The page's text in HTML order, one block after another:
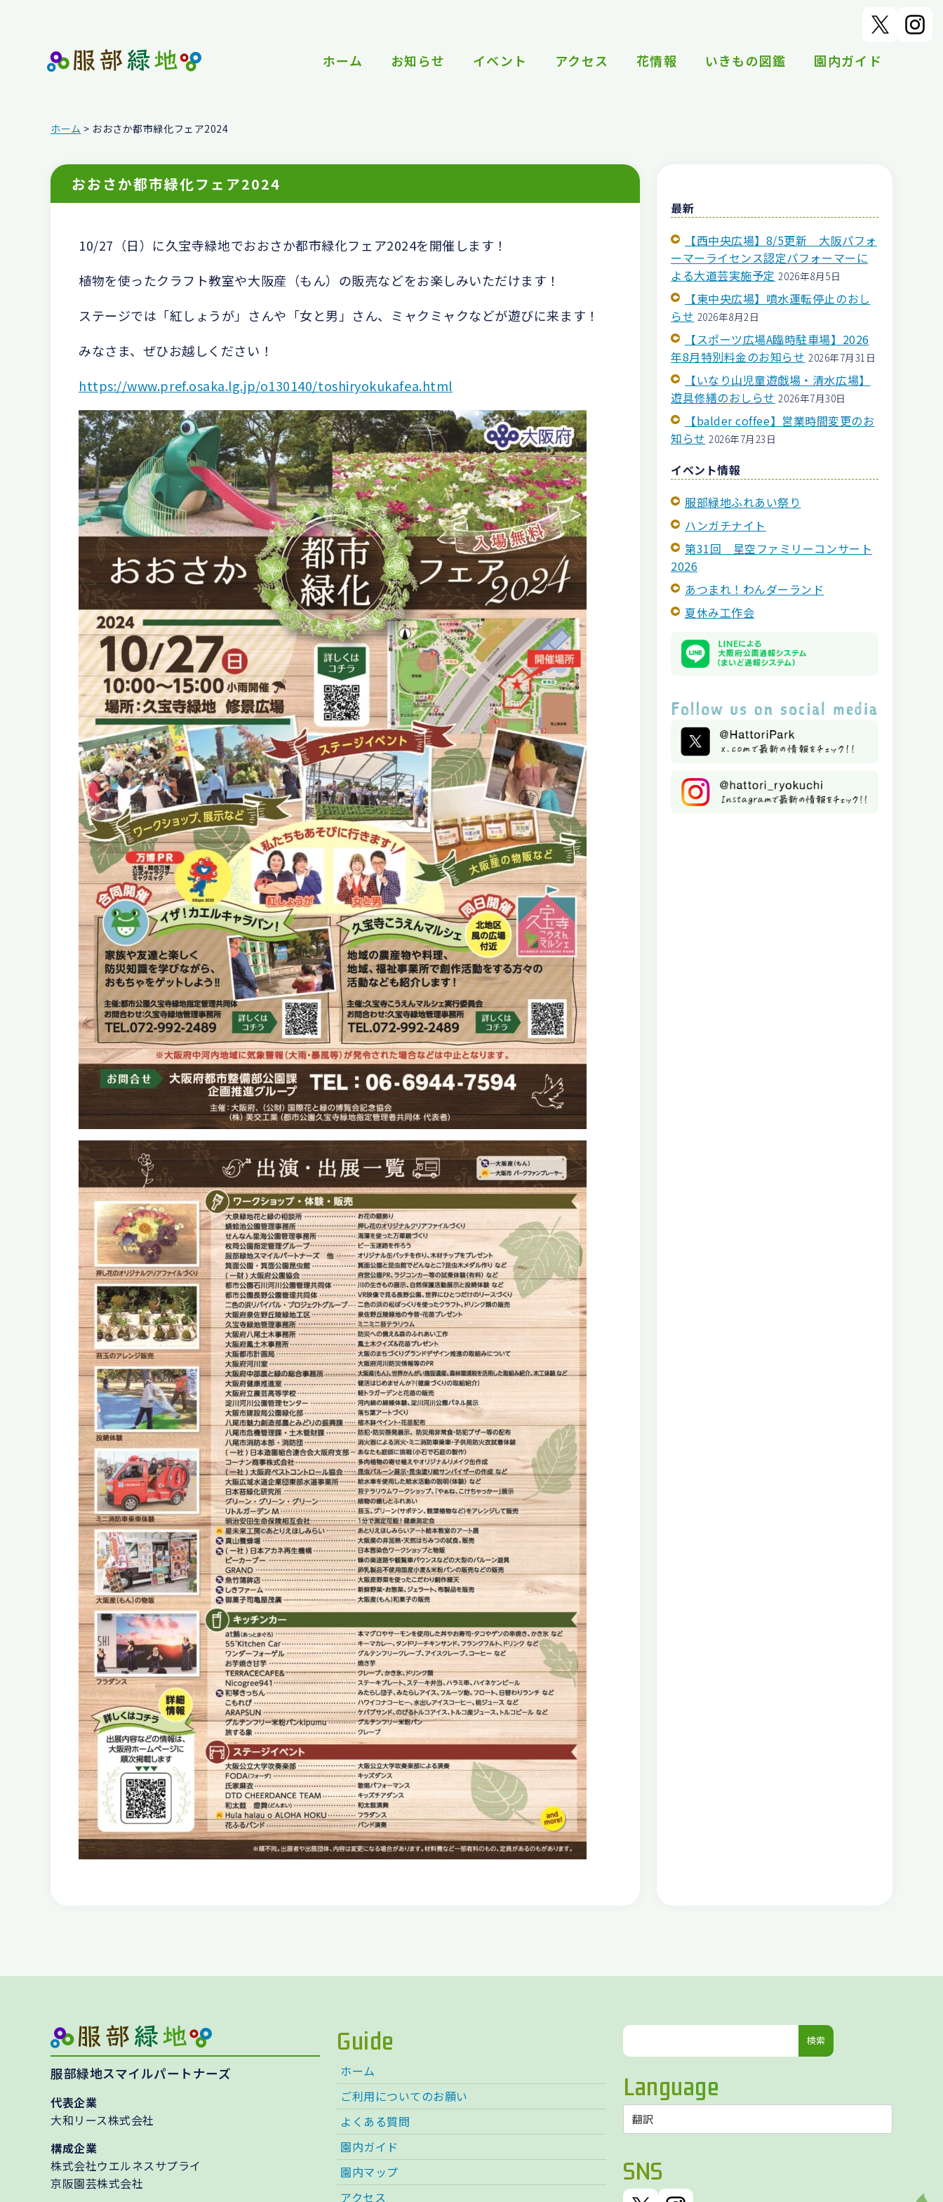
ホーム お知らせ イベント アクセス 花情報 いきもの図鑑 園内ガイド
ホーム > おおさか都市緑化フェア2024
おおさか都市緑化フェア2024
10/27（日）に久宝寺緑地でおおさか都市緑化フェア2024を開催します！
植物を使ったクラフト教室や大阪産（もん）の販売などをお楽しみいただけます！
ステージでは「紅しょうが」さんや「女と男」さん、ミャクミャクなどが遊びに来ます！
みなさま、ぜひお越しください！
https://www.pref.osaka.lg.jp/o130140/toshiryokukafea.html
最新
【西中央広場】8/5更新 大阪パフォ
ーマーライセンス認定パフォーマーに
よる大道芸実施予定 2026年8月5日
【東中央広場】噴水運転停止のおし
らせ 2026年8月2日
【スポーツ広場A臨時駐車場】2026
年8月特別料金のお知らせ 2026年7月31日
【いなり山児童遊戯場・清水広場】
遊具修繕のおしらせ 2026年7月30日
【balder coffee】営業時間変更のお
知らせ 2026年7月23日
イベント情報
服部緑地ふれあい祭り
ハンガチナイト
第31回 星空ファミリーコンサート
2026
あつまれ！わんダーランド
夏休み工作会
服部緑地スマイルパートナーズ
代表企業
大和リース株式会社
構成企業
株式会社ウエルネスサプライ
京阪園芸株式会社
Guide
ホーム
ご利用についてのお願い
よくある質問
園内ガイド
園内マップ
アクセス
検
Language
SNS